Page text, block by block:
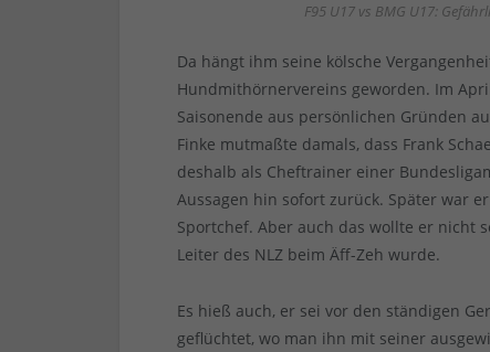
F95 U17 vs BMG U17:
Da hängt ihm seine kölsche
Hundmithörnervereins geworden. Im
Saisonende aus persönlichen Gründen
Finke mutmaßte damals, dass Frank
deshalb als Cheftrainer einer
Aussagen hin sofort zurück. Später war
Sportchef. Aber auch das wollte er nicht
Leiter des NLZ beim Äff-Zeh wurde.
Es hieß auch, er sei vor den ständigen
geflüchtet, wo man ihn mit seiner